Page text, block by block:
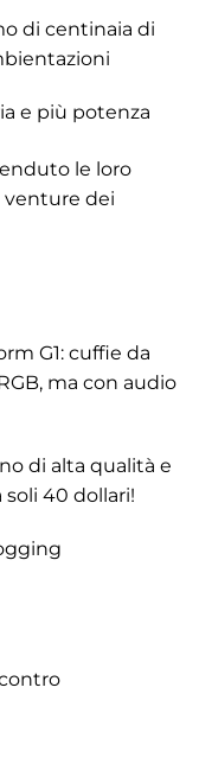
di centinaia di
e più potenza
le loro
venture dei
G1: cuffie da
ma con audio
di alta qualità e
40 dollari!